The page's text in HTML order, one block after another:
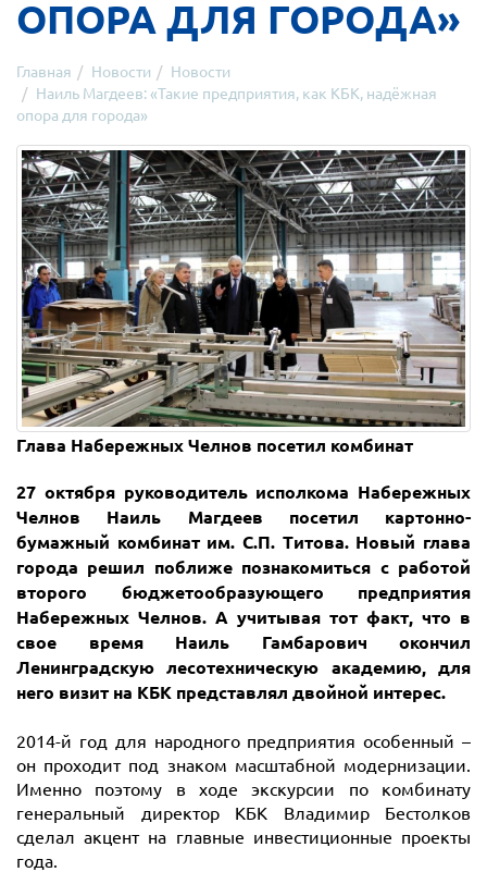
ОПОРА ДЛЯ ГОРОДА»
Главная Новости
Новости
Наиль Магдеев: «Такие предприятия, как КБК, надёжная
опора для города»
Глава Набережных Челнов посетил комбинат
27 октября руководитель исполкома Набережных
Челнов Наиль Магдеев посетил картонно-
бумажный комбинат им. С.П. Титова. Новый глава
города решил поближе познакомиться с работой
второго бюджетообразующего предприятия
Набережных Челнов. А учитывая тот факт, что в
свое время Наиль Гамбарович окончил
Ленинградскую лесотехническую академию, для
него визит на КБК представлял двойной интерес.
2014-й год для народного предприятия особенный –
он проходит под знаком масштабной модернизации.
Именно поэтому в ходе экскурсии по комбинату
генеральный директор КБК Владимир Бестолков
сделал акцент на главные инвестиционные проекты
года.